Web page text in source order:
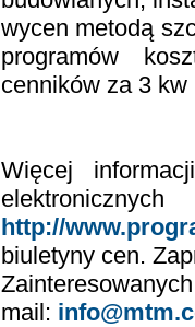
wycen metodą
programów
cenników za 3 kw
Więcej
http://
biuletyny cen.
mail: